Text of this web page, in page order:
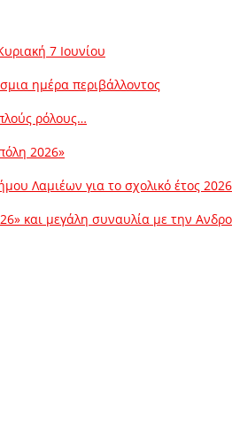
7 Ιουνίου
ημέρα περιβάλλοντος
ρόλους…
2026»
Λαμιέων για το σχολικό έτος
και μεγάλη συναυλία με την